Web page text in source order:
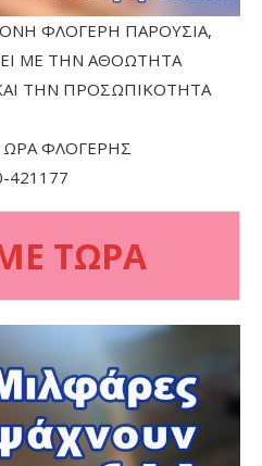
ΦΛΟΓΕΡΗ ΠΑΡΟΥΣΙΑ,
ΜΕ ΤΗΝ ΑΘΟΩΤΗΤΑ
ΤΗΝ ΠΡΟΣΩΠΙΚΟΤΗΤΑ
ΦΛΟΓΕΡΗΣ
ΤΩΡΑ